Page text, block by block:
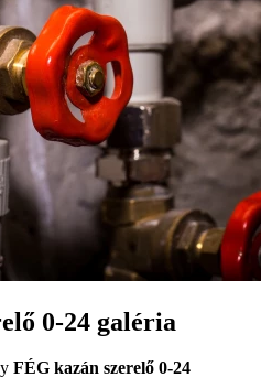
0-24 galéria
FÉG kazán szerelő 0-24